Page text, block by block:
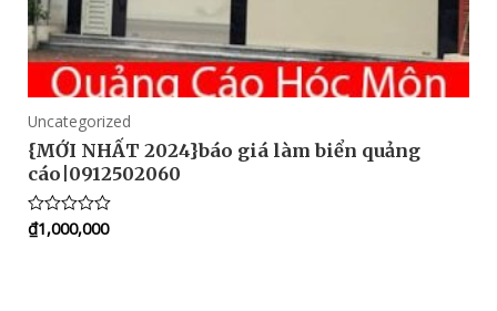
Uncategorized
{MỚI NHẤT 2024}báo giá làm biển quảng
cáo|0912502060
Rated
0
₫1,000,000